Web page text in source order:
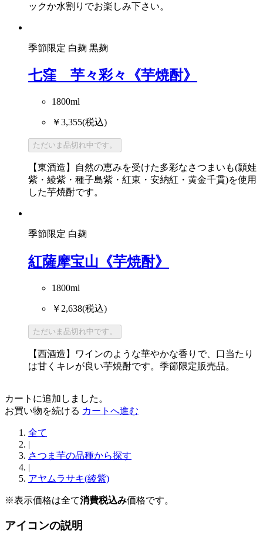
ックか水割りでお楽しみ下さい。
季節限定 白麹 黒麹
七窪 芋々彩々《芋焼酎》
1800ml
￥3,355(税込)
ただいま品切れ中です。
【東酒造】自然の恵みを受けた多彩なさつまいも(頴娃
紫・綾紫・種子島紫・紅東・安納紅・黄金千貫)を使用
した芋焼酎です。
季節限定 白麹
紅薩摩宝山《芋焼酎》
1800ml
￥2,638(税込)
ただいま品切れ中です。
【西酒造】ワインのような華やかな香りで、口当たり
は甘くキレが良い芋焼酎です。季節限定販売品。
カートに追加しました。
お買い物を続ける カートへ進む
全て
|
さつま芋の品種から探す
|
アヤムラサキ(綾紫)
※表示価格は全て消費税込み価格です。
アイコンの説明